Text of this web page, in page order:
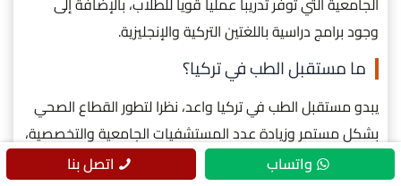
وجود برامج دراسية باللغتين التركية والإنجليزية.
ما مستقبل الطب في تركيا؟
يبدو مستقبل الطب في تركيا واعد، نظرا لتطور القطاع الصحي
بشكل مستمر وزيادة عدد المستشفيات الجامعية والتخصصية،
مما يوفر فرص تدريب قوية للطلاب أثناء الدراسة.
واتساب اتصل بنا